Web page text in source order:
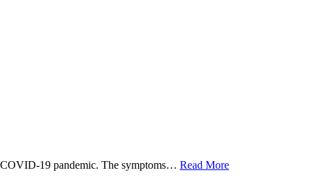
COVID-19 pandemic. The symptoms… Read More